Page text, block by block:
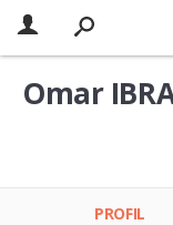
Omar
PROFIL